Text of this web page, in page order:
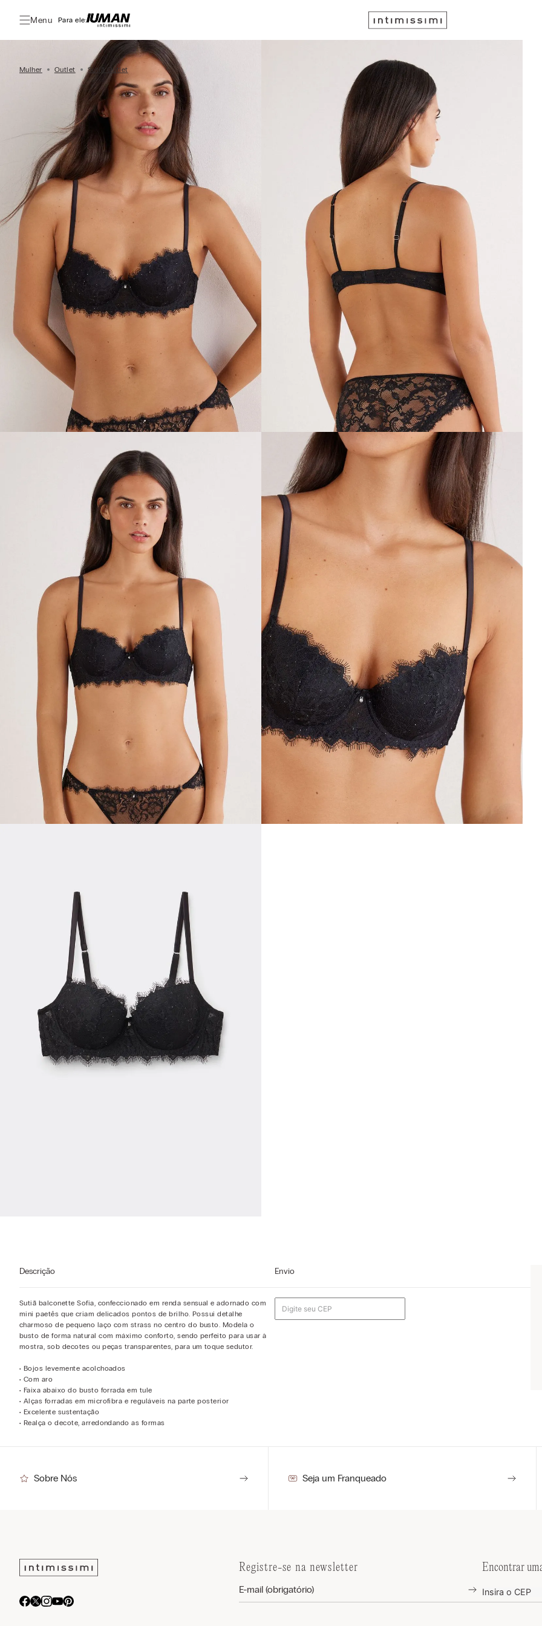
Menu Para ele:
Mulher Outlet Sutiã Outlet
Descrição
Sutiã balconette Sofia, confeccionado em renda sensual e adornado com
mini paetês que criam delicados pontos de brilho. Possui detalhe
charmoso de pequeno laço com strass no centro do busto. Modela o
busto de forma natural com máximo conforto, sendo perfeito para usar à
mostra, sob decotes ou peças transparentes, para um toque sedutor.
• Bojos levemente acolchoados
• Com aro
• Faixa abaixo do busto forrada em tule
• Alças forradas em microfibra e reguláveis na parte posterior
• Excelente sustentação
• Realça o decote, arredondando as formas
Envio
Sobre Nós Seja um Franqueado
Registre-se na newsletter Encontrar